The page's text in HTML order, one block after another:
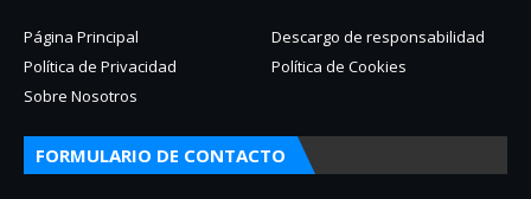
Página Principal
Descargo de responsabilidad
Política de Privacidad
Política de Cookies
Sobre Nosotros
FORMULARIO DE CONTACTO